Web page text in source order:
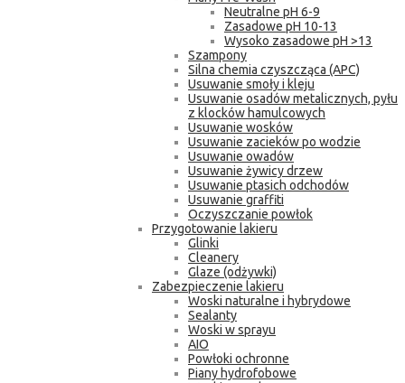
Neutralne pH 6-9
Zasadowe pH 10-13
Wysoko zasadowe pH >13
Szampony
Silna chemia czyszcząca (APC)
Usuwanie smoły i kleju
Usuwanie osadów metalicznych, pyłu
z klocków hamulcowych
Usuwanie wosków
Usuwanie zacieków po wodzie
Usuwanie owadów
Usuwanie żywicy drzew
Usuwanie ptasich odchodów
Usuwanie graffiti
Oczyszczanie powłok
Przygotowanie lakieru
Glinki
Cleanery
Glaze (odżywki)
Zabezpieczenie lakieru
Woski naturalne i hybrydowe
Sealanty
Woski w sprayu
AIO
Powłoki ochronne
Piany hydrofobowe